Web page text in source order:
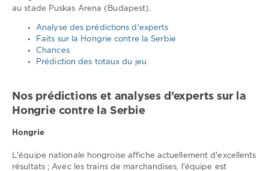
Sport
Pronostics
de
football
au stade Puskas Arena (Budapest).
Analyse des prédictions d'experts
Faits sur la Hongrie contre la Serbie
Chances
Prédiction des totaux du jeu
Nos prédictions et analyses d’experts sur la
Hongrie contre la Serbie
Hongrie
L'équipe nationale hongroise affiche actuellement d'excellents
résultats ; Avec les trains de marchandises, l'équipe est